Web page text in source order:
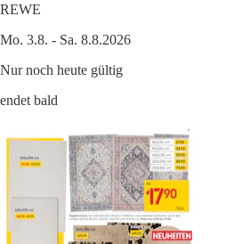
REWE
Mo. 3.8. - Sa. 8.8.2026
Nur noch heute gültig
endet bald